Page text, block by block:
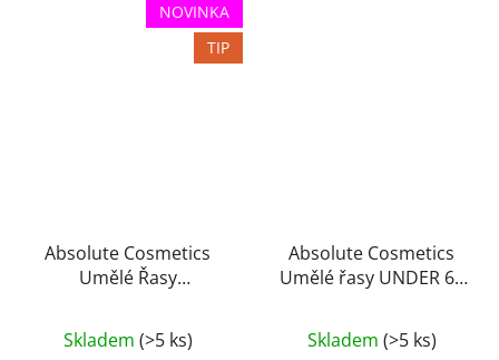
NOVINKA
TIP
Absolute Cosmetics
Umělé Řasy
Skladem (>5 ks)
Absolute Cosmetics
Umělé řasy UNDER 60
Skladem (>5 ks)